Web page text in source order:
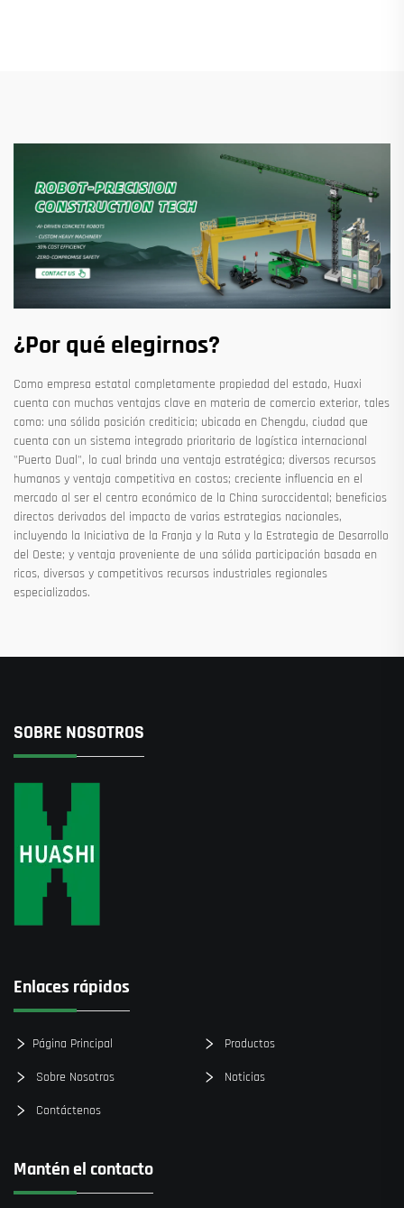
¿Por qué elegirnos?
Como empresa estatal completamente propiedad del estado, Huaxi
cuenta con muchas ventajas clave en materia de comercio exterior, tales
como: una sólida posición crediticia; ubicada en Chengdu, ciudad que
cuenta con un sistema integrado prioritario de logística internacional
"Puerto Dual", lo cual brinda una ventaja estratégica; diversos recursos
humanos y ventaja competitiva en costos; creciente influencia en el
mercado al ser el centro económico de la China suroccidental; beneficios
directos derivados del impacto de varias estrategias nacionales,
incluyendo la Iniciativa de la Franja y la Ruta y la Estrategia de Desarrollo
del Oeste; y ventaja proveniente de una sólida participación basada en
ricos, diversos y competitivos recursos industriales regionales
especializados.
SOBRE NOSOTROS
Enlaces rápidos
Página Principal Productos
Sobre Nosotros Noticias
Contáctenos
Mantén el contacto